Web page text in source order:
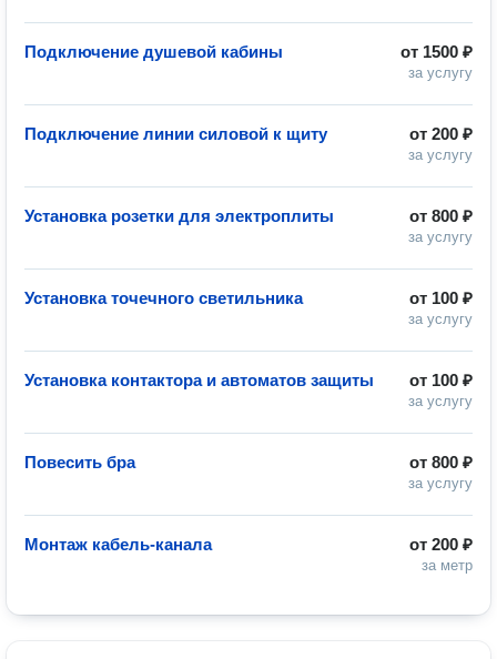
от 1500 ₽
за услугу
Подключение душевой кабины
от 200 ₽
за услугу
Подключение линии силовой к щиту
от 800 ₽
за услугу
Установка розетки для электроплиты
от 100 ₽
за услугу
Установка точечного светильника
от 100 ₽
за услугу
Установка контактора и автоматов защиты
от 800 ₽
за услугу
Повесить бра
от 200 ₽
за метр
Монтаж кабель-канала